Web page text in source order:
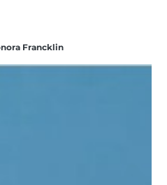
Francklin